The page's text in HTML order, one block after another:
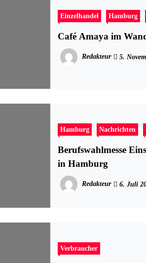
Einzelhandel Hamburg
Café Amaya im
Redakteur 5.
Hamburg Nachrichten
Berufswahlmesse
in Hamburg
Redakteur 6. Juli
Verbraucher